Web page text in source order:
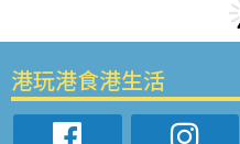
港玩港食港生活